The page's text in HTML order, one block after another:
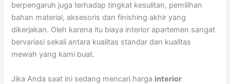
berpengaruh juga terhadap tingkat kesulitan, pemilihan
bahan material, aksesoris dan finishing akhir yang
dikerjakan. Oleh karena itu biaya interior apartemen sangat
bervariasi sekali antara kualitas standar dan kualitas
mewah yang kami buat.
Jika Anda saat ini sedang mencari harga interior